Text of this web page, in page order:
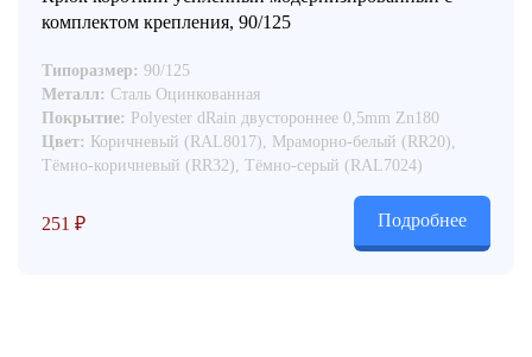
комплектом крепления, 90/125
Типоразмер: 90/125
Металл: Сталь Оцинкованная
Покрытие: Polyester dRain двустороннее 0,5mm Zn180
Цвет: Коричневый (RAL8017), Мраморно-белый (RR20),
Тёмно-коричневый (RR32), Тёмно-серый (RAL7024)
251 ₽ Подробнее